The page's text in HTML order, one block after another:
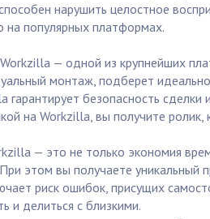
нарушить целостное
на популярных платформах.
— одной из крупнейших
монтаж, подберет
безопасность
на Workzilla, вы получите
— это не только экономия
этом вы получаете
риск ошибок, присущих
и делиться с близкими.